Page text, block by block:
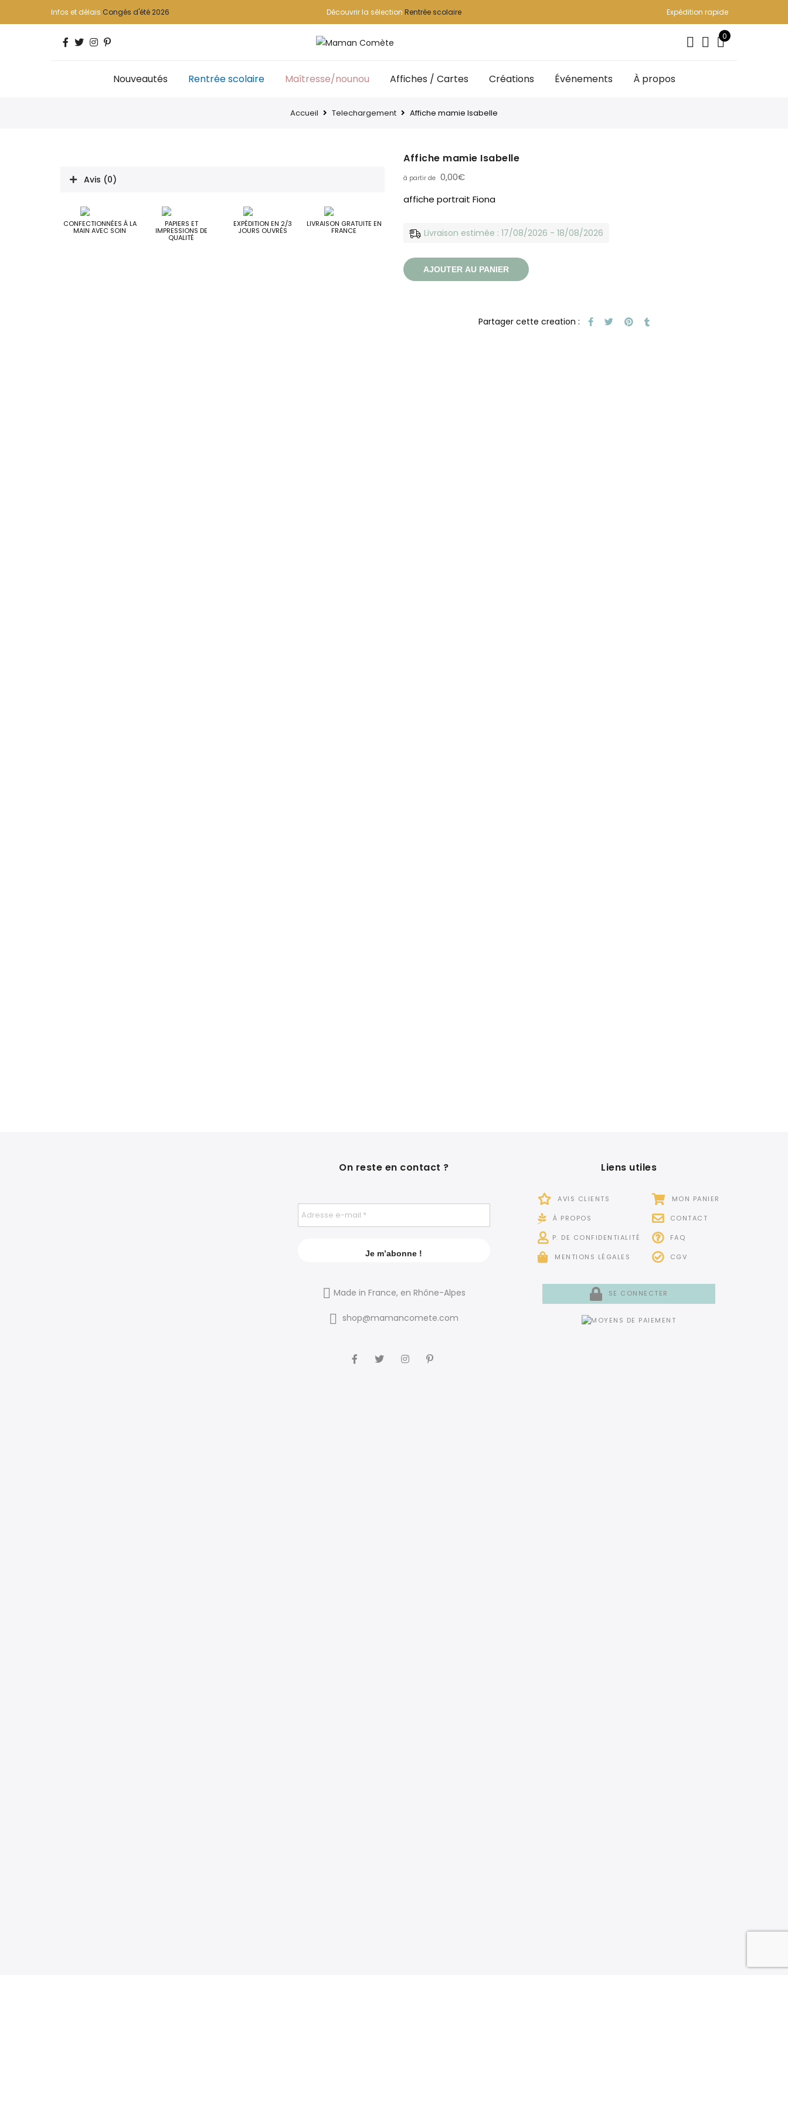
Infos et délais Congés d'été 2026 Découvrir la sélection Rentrée scolaire Expédition rapide
0
Nouveautés Rentrée scolaire Maîtresse/nounou Affiches / Cartes Créations Événements À propos
Accueil Telechargement Affiche mamie Isabelle
Avis (0)
CONFECTIONNÉES À LA
MAIN AVEC SOIN
PAPIERS ET
IMPRESSIONS DE
QUALITÉ
EXPÉDITION EN 2/3
JOURS OUVRÉS
LIVRAISON GRATUITE EN
FRANCE
Affiche mamie Isabelle
0,00€
affiche portrait Fiona
Livraison estimée : 17/08/2026 - 18/08/2026
AJOUTER AU PANIER
On reste en contact ?
Made in France, en Rhône-Alpes
shop@mamancomete.com
Liens utiles
AVIS CLIENTS
À PROPOS
P. DE CONFIDENTIALITÉ
MENTIONS LÉGALES
MON PANIER
CONTACT
FAQ
CGV
SE CONNECTER